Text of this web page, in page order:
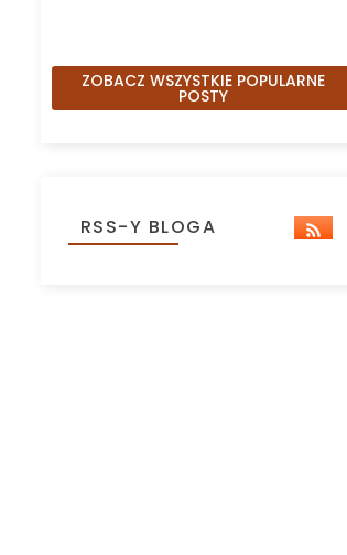
ZOBACZ WSZYSTKIE POPULARNE
POSTY
RSS-Y BLOGA